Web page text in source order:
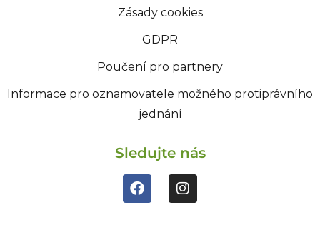
Zásady cookies
GDPR
Poučení pro partnery
Informace pro oznamovatele možného protiprávního
jednání
Sledujte nás